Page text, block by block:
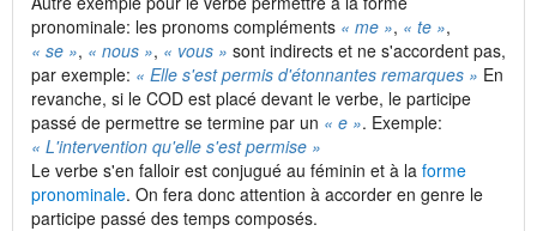
pronominale: les pronoms compléments « me », « te »,
« se », « nous », « vous » sont indirects et ne s'accordent pas,
par exemple: « Elle s'est permis d'étonnantes remarques » En
revanche, si le COD est placé devant le verbe, le participe
passé de permettre se termine par un « e ». Exemple:
« L'intervention qu'elle s'est permise »
Le verbe s'en falloir est conjugué au féminin et à la forme
pronominale. On fera donc attention à accorder en genre le
participe passé des temps composés.